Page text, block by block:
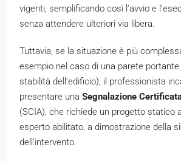
vigenti, semplificando così l’avvio e
senza attendere ulteriori via libera.
Tuttavia, se la situazione è più
esempio nel caso di una parete
stabilità dell’edificio), il professionista
presentare una Segnalazione
(SCIA), che richiede un progetto statico
esperto abilitato, a dimostrazione della
dell’intervento.